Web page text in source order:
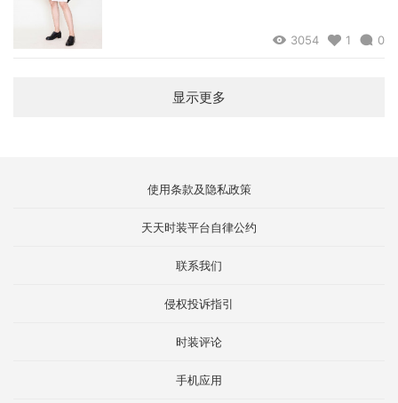
3054 1 0
显示更多
使用条款及隐私政策
天天时装平台自律公约
联系我们
侵权投诉指引
时装评论
手机应用